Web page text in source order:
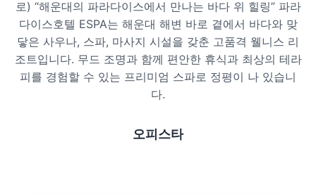
호텔 스파
리조트 스파
로) “해운대의 파라다이스에서 만나는 바다 위 힐링” 파라
다이스호텔 ESPA는 해운대 해변 바로 곁에서 바다와 맞
닿은 사우나, 스파, 마사지 시설을 갖춘 고품격 웰니스 리
조트입니다. 무드 조명과 함께 편안한 휴식과 최상의 테라
피를 경험할 수 있는 프리미엄 스파로 정평이 나 있습니
다.
오피스타